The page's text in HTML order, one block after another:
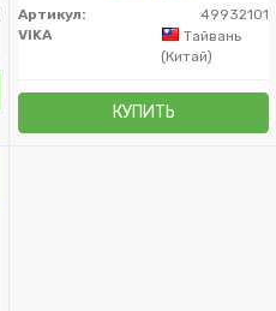
Артикул:
49932101
VIKA
Тайвань
(Китай)
КУПИТЬ